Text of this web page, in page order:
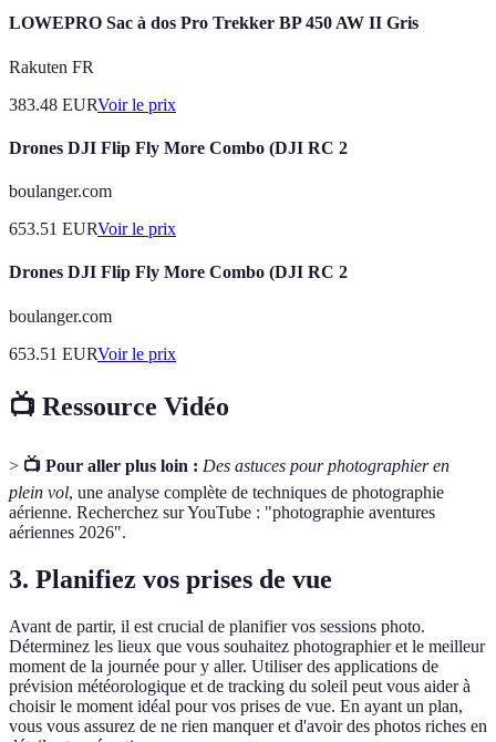
LOWEPRO Sac à dos Pro Trekker BP 450 AW II Gris
Rakuten FR
383.48 EURVoir le prix
Drones DJI Flip Fly More Combo (DJI RC 2
boulanger.com
653.51 EURVoir le prix
Drones DJI Flip Fly More Combo (DJI RC 2
boulanger.com
653.51 EURVoir le prix
📺 Ressource Vidéo
> 📺 Pour aller plus loin : Des astuces pour photographier en
plein vol, une analyse complète de techniques de photographie
aérienne. Recherchez sur YouTube : "photographie aventures
aériennes 2026".
3. Planifiez vos prises de vue
Avant de partir, il est crucial de planifier vos sessions photo.
Déterminez les lieux que vous souhaitez photographier et le meilleur
moment de la journée pour y aller. Utiliser des applications de
prévision météorologique et de tracking du soleil peut vous aider à
choisir le moment idéal pour vos prises de vue. En ayant un plan,
vous vous assurez de ne rien manquer et d'avoir des photos riches en